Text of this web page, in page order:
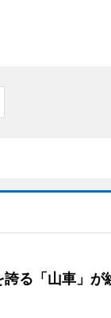
る「山車」が